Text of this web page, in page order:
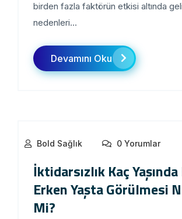
birden fazla faktörün etkisi altında
nedenleri...
Devamını Oku
Bold Sağlık 0 Yorumlar
İktidarsızlık Kaç
Erken Yaşta Görülmesi
Mi?